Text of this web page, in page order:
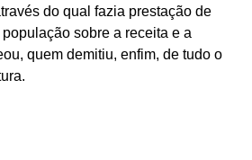
do qual fazia prestação de
sobre a receita e a
quem demitiu, enfim, de tudo o